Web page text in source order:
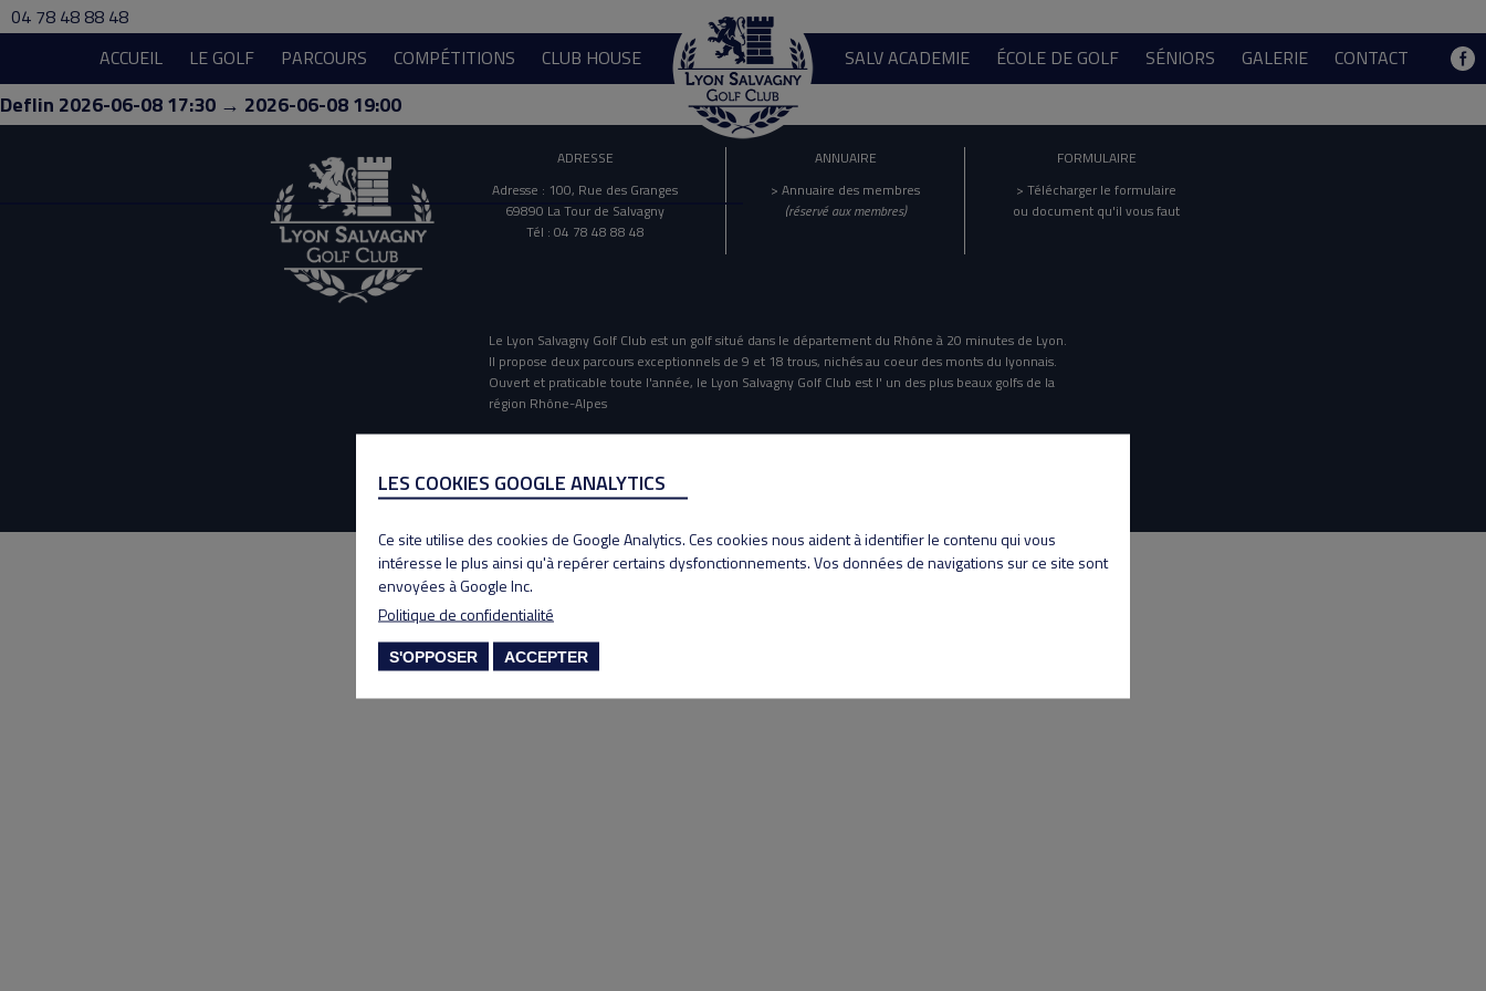
04 78 48 88 48
ACCUEIL
LE GOLF PARCOURS COMPÉTITIONS CLUB HOUSE SALV ACADEMIE ÉCOLE DE GOLF SÉNIORS GALERIE CONTACT
Deflin 2026-06-08 17:30 → 2026-06-08 19:00
ADRESSE
Adresse : 100, Rue des Granges
69890 La Tour de Salvagny
Tél : 04 78 48 88 48
ANNUAIRE
> Annuaire des membres
(réservé aux membres)
FORMULAIRE
> Télécharger le formulaire
ou document qu'il vous faut
Le Lyon Salvagny Golf Club est un golf situé dans le département du Rhône à 20 minutes de Lyon.
Il propose deux parcours exceptionnels de 9 et 18 trous, nichés au coeur des monts du lyonnais.
Ouvert et praticable toute l'année, le Lyon Salvagny Golf Club est l' un des plus beaux golfs de la
région Rhône-Alpes
Copyright 2020 Lyon Salvagny golf club
LES COOKIES GOOGLE ANALYTICS
Ce site utilise des cookies de Google Analytics. Ces cookies nous aident à identifier le contenu qui vous
intéresse le plus ainsi qu'à repérer certains dysfonctionnements. Vos données de navigations sur ce site sont
envoyées à Google Inc.
Politique de confidentialité
S'OPPOSER ACCEPTER